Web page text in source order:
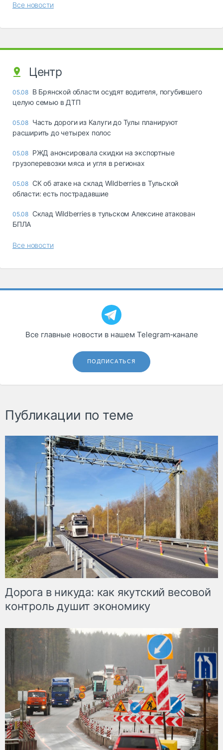
Все новости
Центр
05.08 В Брянской области осудят водителя, погубившего
целую семью в ДТП
05.08 Часть дороги из Калуги до Тулы планируют
расширить до четырех полос
05.08 РЖД анонсировала скидки на экспортные
грузоперевозки мяса и угля в регионах
05.08 СК об атаке на склад Wildberries в Тульской
области: есть пострадавшие
05.08 Склад Wildberries в тульском Алексине атакован
БПЛА
Все новости
Все главные новости в нашем Telegram‑канале
ПОДПИСАТЬСЯ
Публикации по теме
Дорога в никуда: как якутский весовой
контроль душит экономику